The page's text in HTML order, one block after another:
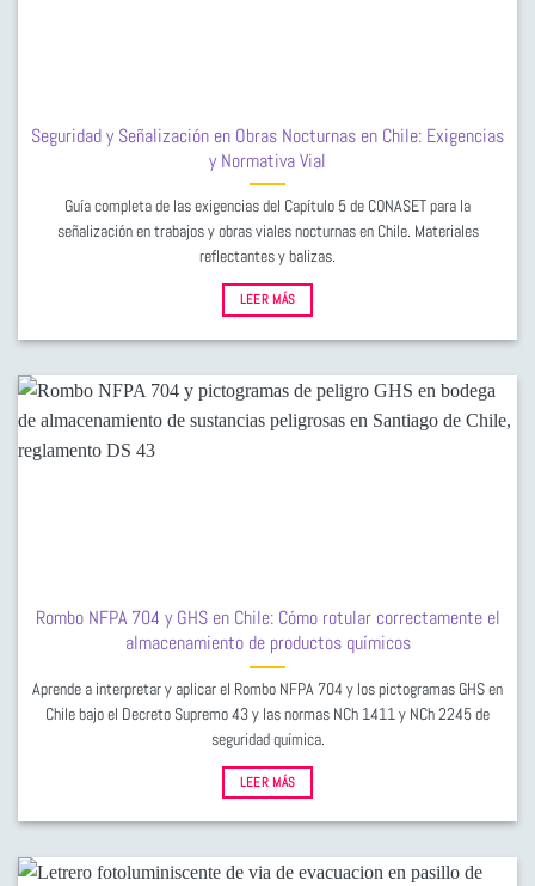
Seguridad y Señalización en Obras Nocturnas en Chile: Exigencias
y Normativa Vial
Guía completa de las exigencias del Capítulo 5 de CONASET para la
señalización en trabajos y obras viales nocturnas en Chile. Materiales
reflectantes y balizas.
LEER MÁS
Rombo NFPA 704 y GHS en Chile: Cómo rotular correctamente el
almacenamiento de productos químicos
Aprende a interpretar y aplicar el Rombo NFPA 704 y los pictogramas GHS en
Chile bajo el Decreto Supremo 43 y las normas NCh 1411 y NCh 2245 de
seguridad química.
LEER MÁS